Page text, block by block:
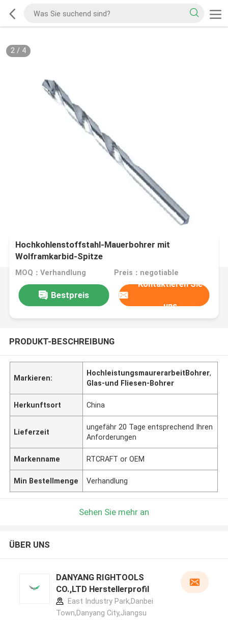
2/ 4
Hochkohlenstoffstahl-Mauerbohrer mit
Wolframkarbid-Spitze
MOQ：Verhandlung Preis：negotiable
Bestpreis
Kontaktieren Sie
uns
PRODUKT-BESCHREIBUNG
Markieren:
HochleistungsmaurerarbeitBohrer,
Glas-und Fliesen-Bohrer
Herkunftsort China
Lieferzeit
ungefähr 20 Tage entsprechend Ihren
Anforderungen
Markenname RTCRAFT or OEM
Min Bestellmenge Verhandlung
Sehen Sie mehr an
ÜBER UNS
DANYANG RIGHTOOLS
CO.,LTD Herstellerprofil
East Industry Park,Danbei
Town,Danyang City,Jiangsu